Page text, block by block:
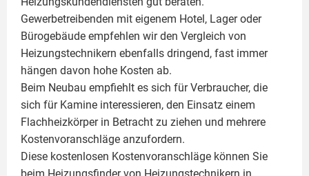
Gewerbetreibenden mit eigenem Hotel, Lager oder
Bürogebäude empfehlen wir den Vergleich von
Heizungstechnikern ebenfalls dringend, fast immer
hängen davon hohe Kosten ab.
Beim Neubau empfiehlt es sich für Verbraucher, die
sich für Kamine interessieren, den Einsatz einem
Flachheizkörperin Betracht zu ziehen und mehrere
Kostenvoranschläge anzufordern.
Diese kostenlosen Kostenvoranschläge können Sie